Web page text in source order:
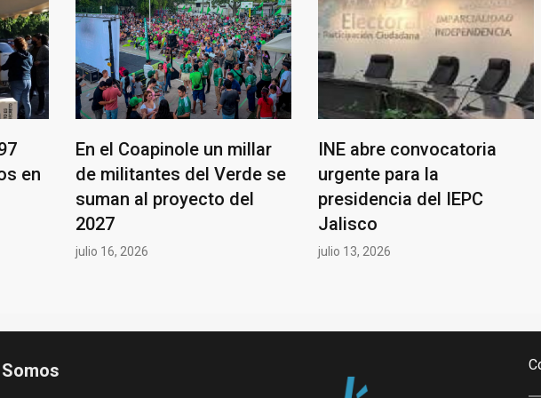
en
En el Coapinole un millar
de militantes del Verde se
suman al proyecto del
2027
julio 16, 2026
INE abre convocatoria
urgente para la
presidencia del IEPC
Jalisco
julio 13, 2026